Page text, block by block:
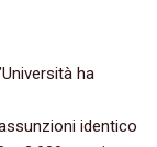
ha
identico